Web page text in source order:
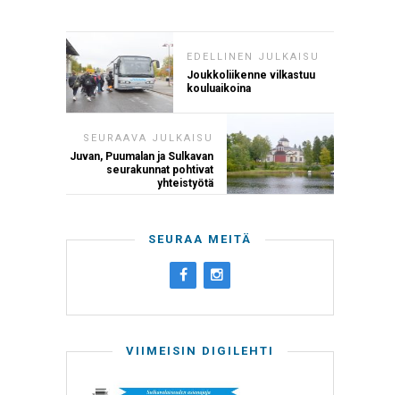
EDELLINEN JULKAISU
Joukkoliikenne vilkastuu
kouluaikoina
SEURAAVA JULKAISU
Juvan, Puumalan ja Sulkavan
seurakunnat pohtivat
yhteistyötä
SEURAA MEITÄ
VIIMEISIN DIGILEHTI